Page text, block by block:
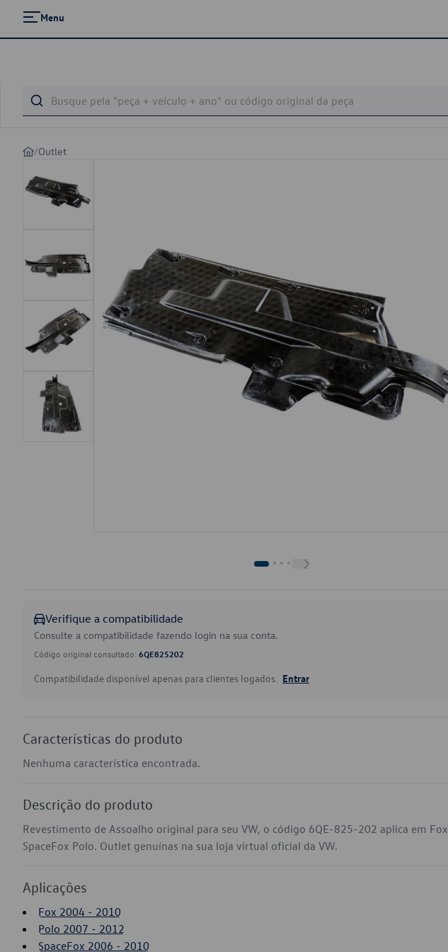
Menu
/Outlet
Verifique a compatibilidade
Consulte a compatibilidade fazendo login na sua conta.
Código original consultado: 6QE825202
Compatibilidade disponível apenas para clientes logados. Entrar
Características do produto
Nenhuma característica encontrada.
Descrição do produto
Revestimento de Assoalho original para seu VW, o código 6QE-825-202 aplica em Fox
SpaceFox Polo. Outlet genuínas na sua loja virtual oficial da VW.
Aplicações
Fox 2004 - 2010
Polo 2007 - 2012
SpaceFox 2006 - 2010